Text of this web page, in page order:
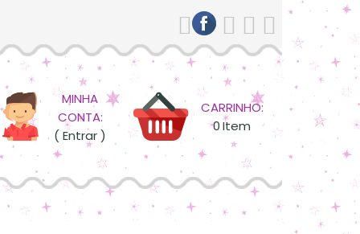
MINHA
CONTA:
( Entrar )
CARRINHO:
0Item